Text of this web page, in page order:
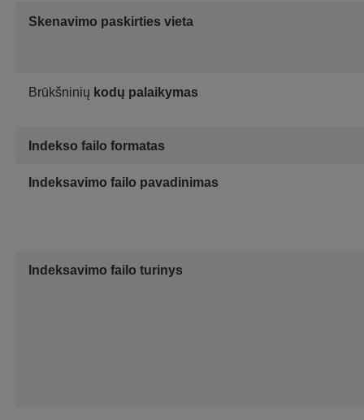
Skenavimo paskirties vieta
Brūkšninių kodų palaikymas
Indekso failo formatas
Indeksavimo failo pavadinimas
Indeksavimo failo turinys